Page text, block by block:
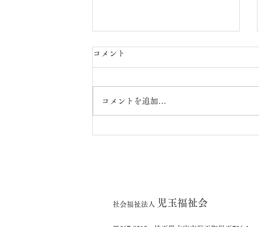
ウエルカフェこだま【R8年7
コメント
コメントを追加…
社会福祉法人 児玉福祉会